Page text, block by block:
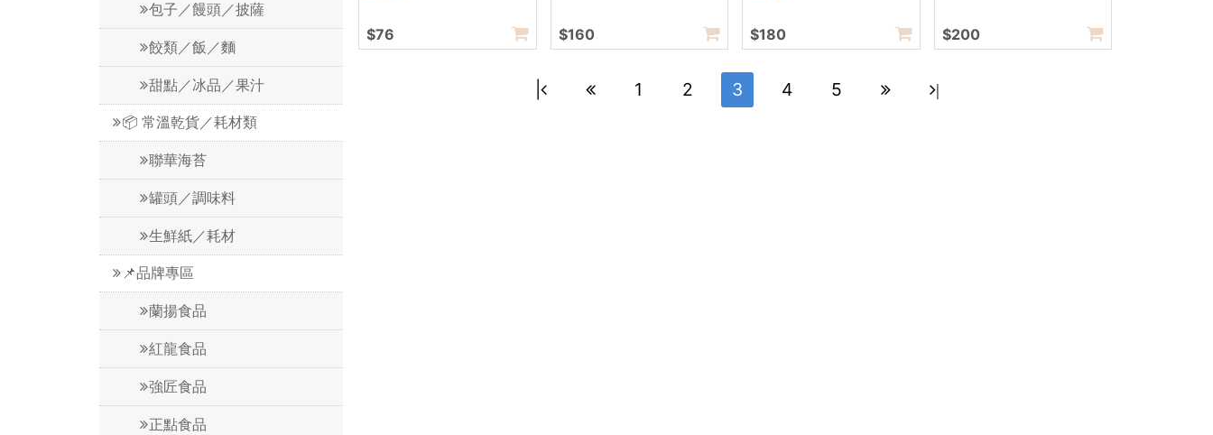
包子／饅頭／披薩
餃類／飯／麵
甜點／冰品／果汁
📦 常溫乾貨／耗材類
聯華海苔
罐頭／調味料
生鮮紙／耗材
📌品牌專區
蘭揚食品
紅龍食品
強匠食品
正點食品
$76 $160 $180 $200
1 2 3 4 5 |